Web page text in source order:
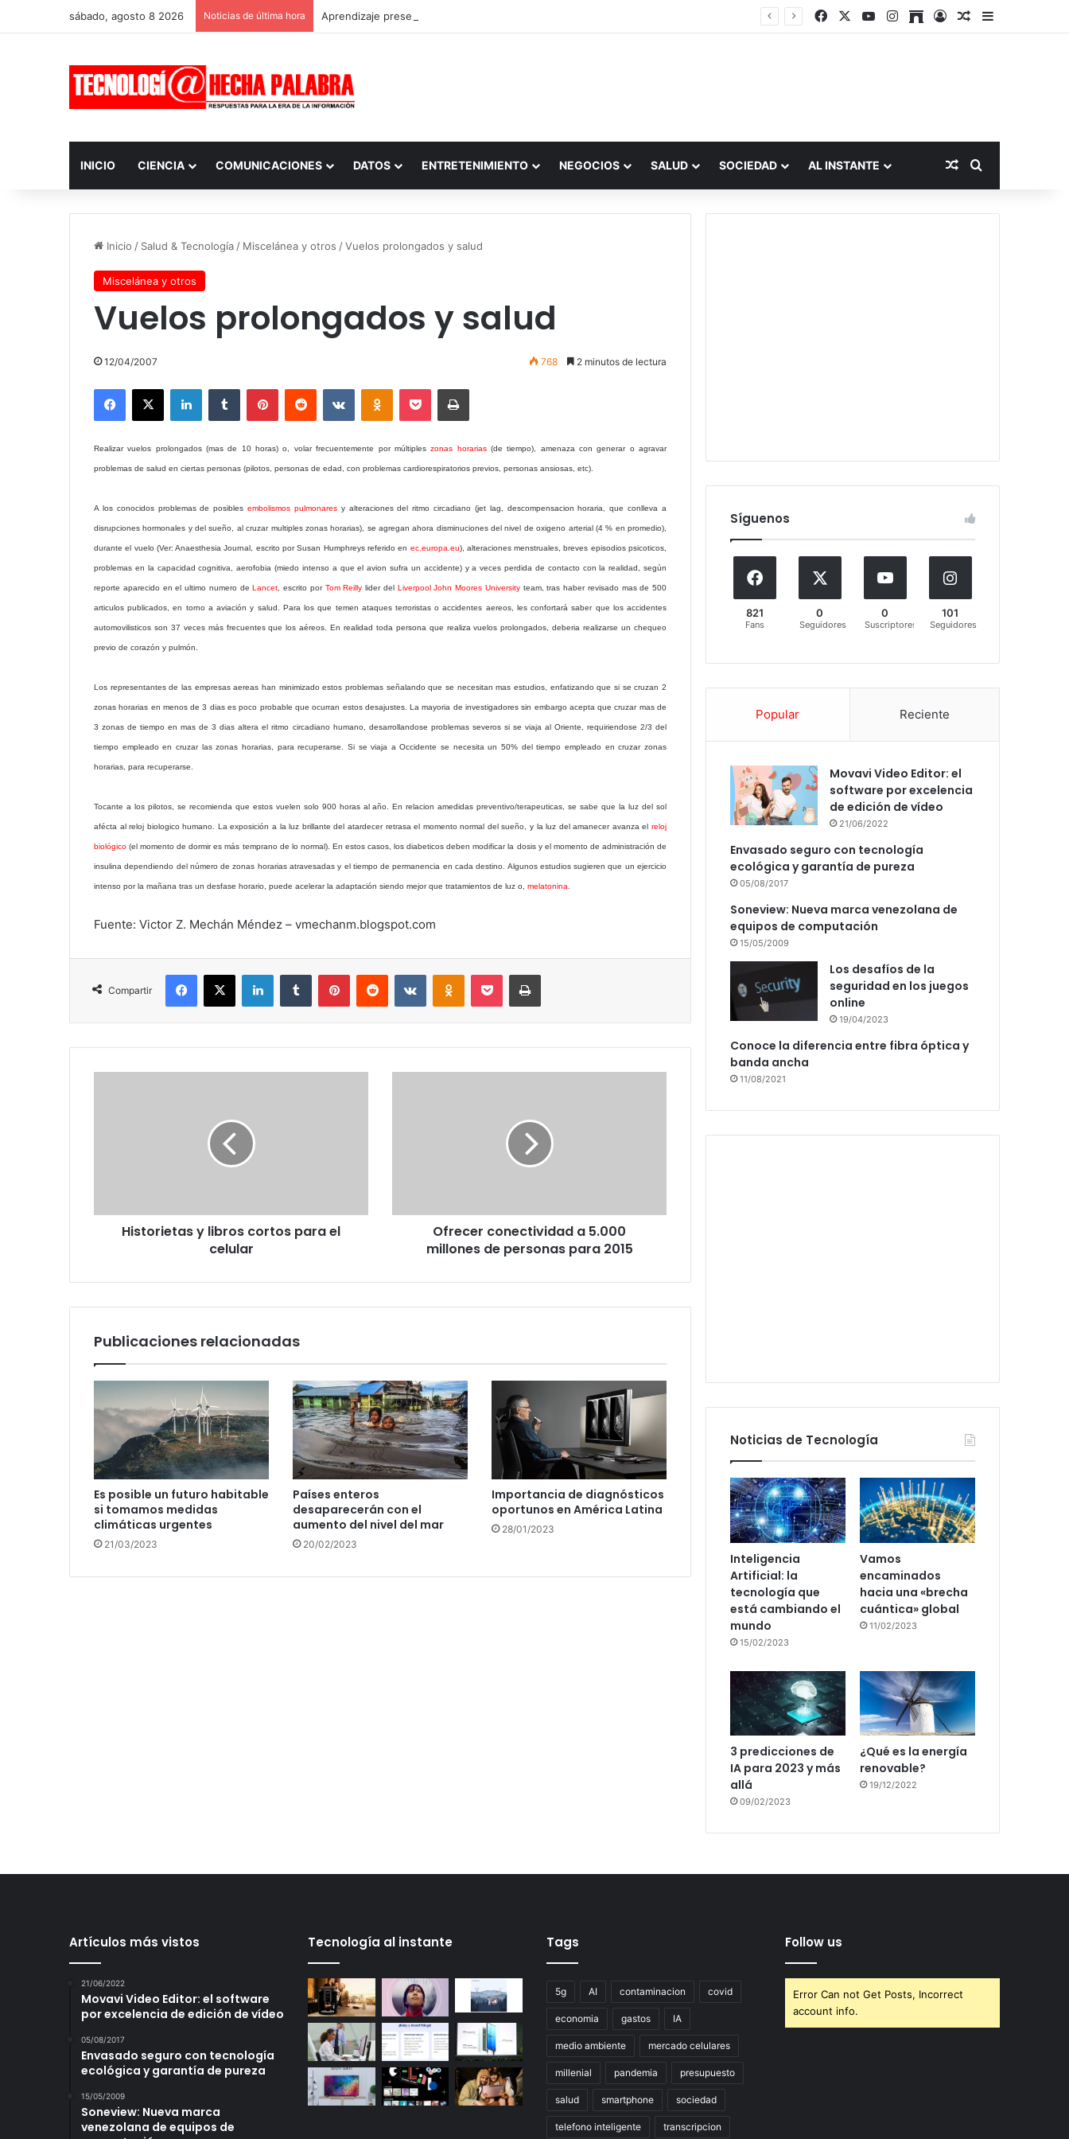
sábado, agosto 8 2026 Noticias de última hora Aprendizaje presencial vs. por internet FacebookYouTubeInstagram
ArchiveAccesoPublicación al
Barra lateral
INICIO CIENCIA COMUNICACIONES DATOS ENTRETENIMIENTO NEGOCIOS SALUD SOCIEDAD AL INSTANTE Publicación al
Buscar por
Inicio / Salud & Tecnología / Miscelánea y otros /Vuelos prolongados y salud
Miscelánea y otros
Vuelos prolongados y salud
12/04/2007 768 2 minutos de lectura
Facebook
X LinkedInTumblr PinterestReddit VKontakteOdnoklassniki
Pocket Imprimir
Realizar vuelos prolongados (mas de 10 horas) o, volar frecuentemente por múltipleszonas horarias(de tiempo), amenaza con generar o agravar
problemas de salud en ciertas personas (pilotos, personas de edad, con problemas cardiorespiratorios previos, personas ansiosas, etc).
A los conocidos problemas de posiblesembolismos pulmonaresy alteraciones del ritmo circadiano (jet lag, descompensacion horaria, que conlleva a
disrupciones hormonales y del sueño, al cruzar multiples zonas horarias), se agregan ahora disminuciones del nivel de oxigeno arterial (4 % en promedio),
durante el vuelo (Ver: Anaesthesia Journal, escrito por Susan Humphreys referido en ec.europa.eu), alteraciones menstruales, breves episodios psicoticos,
problemas en la capacidad cognitiva, aerofobia (miedo intenso a que el avion sufra un accidente) y a veces perdida de contacto con la realidad, según
reporte aparecido en el ultimo numero deLancet , escrito por Tom Reilly lider del Liverpool John Moores Universityteam, tras haber revisado mas de 500
articulos publicados, en torno a aviación y salud. Para los que temen ataques terroristas o accidentes aereos, les confortará saber que los accidentes
automovilisticos son 37 veces más frecuentes que los aéreos. En realidad toda persona que realiza vuelos prolongados, deberia realizarse un chequeo
previo de corazón y pulmón.
Los representantes de las empresas aereas han minimizado estos problemas señalando que se necesitan mas estudios, enfatizando que si se cruzan 2
zonas horarias en menos de 3 dias es poco probable que ocurran estos desajustes. La mayoria de investigadores sin embargo acepta que cruzar mas de
3 zonas de tiempo en mas de 3 dias altera el ritmo circadiano humano, desarrollandose problemas severos si se viaja al Oriente, requiriendose 2/3 del
tiempo empleado en cruzar las zonas horarias, para recuperarse. Si se viaja a Occidente se necesita un 50% del tiempo empleado en cruzar zonas
horarias, para recuperarse.
Tocante a los pilotos, se recomienda que estos vuelen solo 900 horas al año. En relacion amedidas preventivo/terapeuticas, se sabe que la luz del sol
afécta al reloj biologico humano. La exposición a la luz brillante del atardecer retrasa el momento normal del sueño, y la luz del amanecer avanza el reloj
biológico (el momento de dormir es más temprano de lo normal). En estos casos, los diabeticos deben modificar la dosis y el momento de administración de
insulina dependiendo del número de zonas horarias atravesadas y el tiempo de permanencia en cada destino. Algunos estudios sugieren que un ejercicio
intenso por la mañana tras un desfase horario, puede acelerar la adaptación siendo mejor que tratamientos de luz o, melatonina
Fuente: Victor Z. Mechán Méndez – vmechanm.blogspot.com
Compartir
Facebook
X LinkedInTumblr PinterestReddit VKontakteOdnoklassniki
Pocket Imprimir
Historietas y libros cortos para el
celular
2015
Ofrecer conectividad a 5.000
millones de personas para 2015
Publicaciones relacionadas
Es posible un futuro habitable
si tomamos medidas
climáticas urgentes
21/03/2023
Países enteros
desaparecerán con el
aumento del nivel del mar
20/02/2023
Importancia de diagnósticos
oportunos en América Latina
28/01/2023
Síguenos
821
Fans
0
Seguidores
0
Suscriptores
101
Seguidores
Popular Reciente
Movavi Video Editor: el
software por excelencia
de edición de vídeo
21/06/2022
Envasado seguro con tecnología
ecológica y garantía de pureza
05/08/2017
Soneview: Nueva marca venezolana de
equipos de computación
15/05/2009
Los desafíos de la
seguridad en los juegos
online
19/04/2023
Conoce la diferencia entre fibra óptica y
banda ancha
11/08/2021
Noticias de Tecnología
Inteligencia
Artificial: la
tecnología que
está cambiando el
mundo
15/02/2023
Vamos
encaminados
hacia una «brecha
cuántica» global
11/02/2023
3 predicciones de
IA para 2023 y más
allá
09/02/2023
¿Qué es la energía
renovable?
19/12/2022
Artículos más vistos
21/06/2022
Movavi Video Editor: el software
por excelencia de edición de vídeo
05/08/2017
Envasado seguro con tecnología
ecológica y garantía de pureza
15/05/2009
Soneview: Nueva marca
venezolana de equipos de
Tecnología al instante Tags
5g AI contaminacion covid
economia gastos IA
medio ambiente mercado celulares
millenial pandemia presupuesto
salud smartphone sociedad
telefono inteligente transcripcion
Follow us
Error Can not Get Posts, Incorrect
account info.